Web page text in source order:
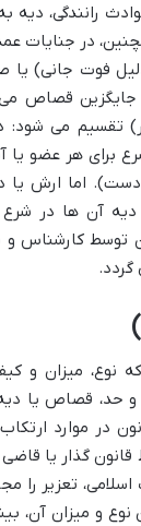
رانندگی، دیه
در جنایات
دلیل فوت جانی)
قصاص
تقسیم می شود:
برای هر عضو
اما ارش یا
دیه آن ها در
توسط کارشناس و
نوع، میزان و
حد، قصاص یا
در موارد
گذار یا
اسلامی، تعزیر
نوع و میزان آن،